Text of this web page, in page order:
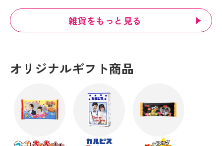
雑貨をもっと見る
オリジナルギフト商品